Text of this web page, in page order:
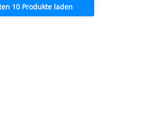
10 Produkte laden